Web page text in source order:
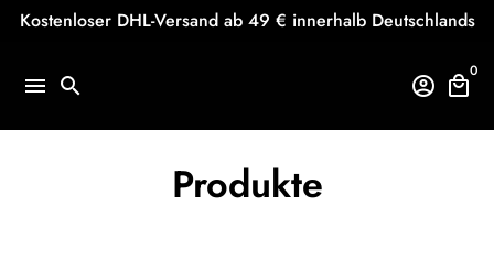
Direkt
Kostenloser DHL-Versand ab 49 € innerhalb Deutschlands
menu search account_circle local_mall
0
Produkte